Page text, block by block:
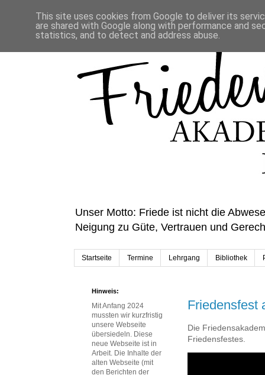
Unser Motto: Friede ist nicht die
Neigung zu Güte, Vertrauen und
Startseite Termine Lehrgang Bibliothek
Friedensfest
Die
Friedensfestes.
Hinweis:
Mit Anfang 2024
mussten wir kurzfristig
unsere Webseite
übersiedeln. Diese
neue Webseite ist in
Arbeit. Die Inhalte der
alten Webseite (mit
den Berichten der
This site uses cookies from Google to deliver its
are shared with Google along with performance and
statistics, and to detect and address abuse.